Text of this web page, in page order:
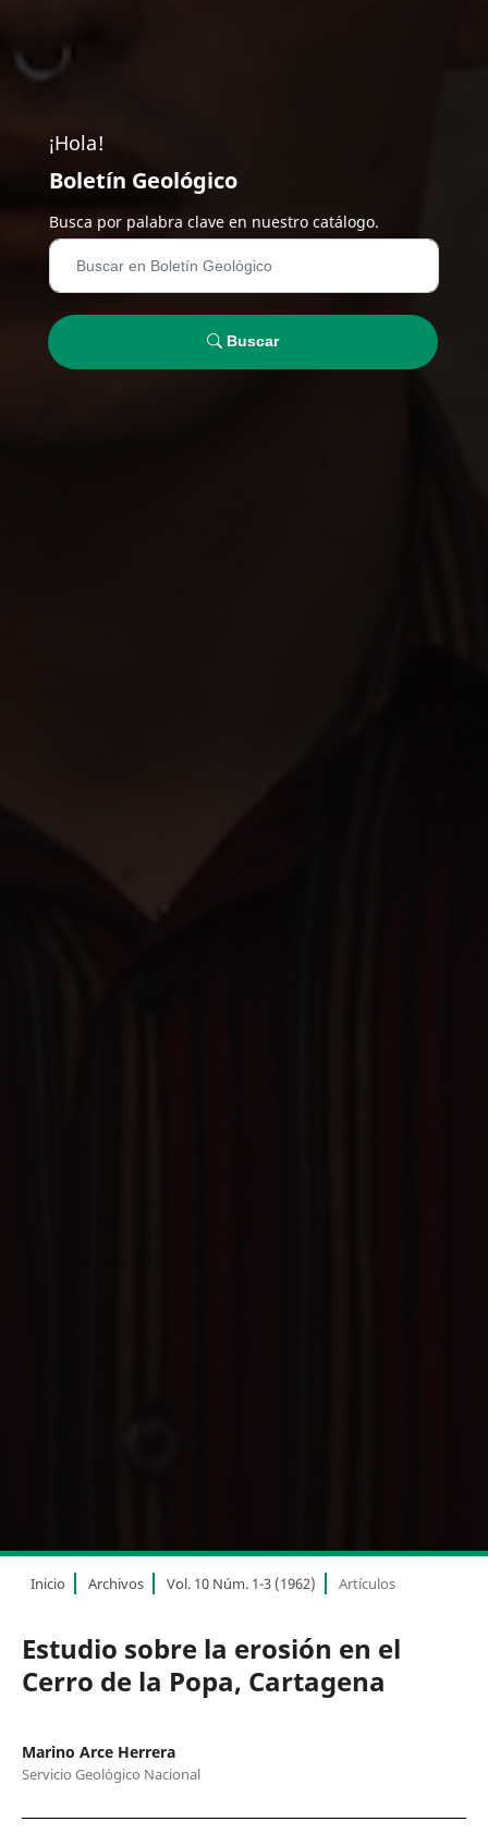
¡Hola!
Boletín Geológico
Busca por palabra clave en nuestro catálogo.
Buscar
Inicio Archivos Vol. 10 Núm. 1-3 (1962) Artículos
Estudio sobre la erosión en el
Cerro de la Popa, Cartagena
Marino Arce Herrera
Servicio Geológico Nacional